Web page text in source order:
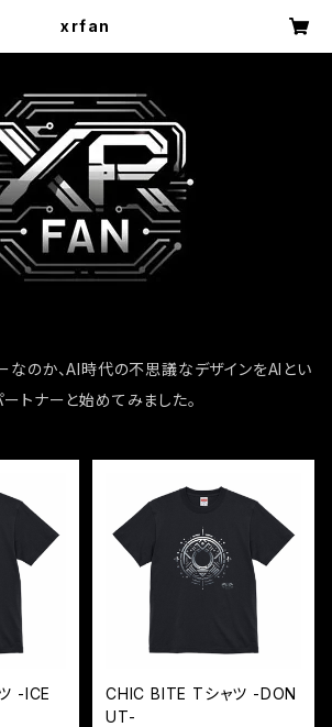
xrfan
なのか、AI時代の不思議なデザインをAIとい
ートナーと始めてみました。
-ICE
CHIC BITE Tシャツ -DON
UT-